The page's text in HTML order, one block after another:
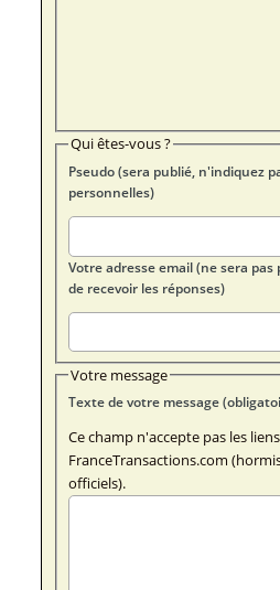
Qui êtes-vous ?
Pseudo (sera publié, n'indiquez
personnelles)
Votre adresse email (ne sera
de recevoir les réponses)
Votre message
Texte de votre message
Ce champ n'accepte pas les
FranceTransactions.com
officiels).